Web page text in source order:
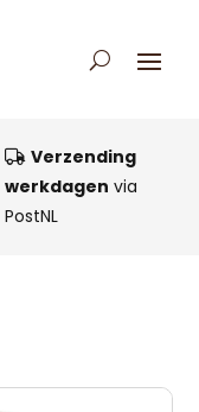
Verzending
werkdagen via
PostNL